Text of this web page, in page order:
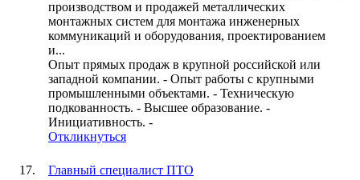
производством и продажей металлических
монтажных систем для монтажа инженерных
коммуникаций и оборудования, проектированием
и...
Опыт прямых продаж в крупной российской или
западной компании. - Опыт работы с крупными
промышленными объектами. - Техническую
подкованность. - Высшее образование. -
Инициативность. -
Откликнуться
Главный специалист ПТО